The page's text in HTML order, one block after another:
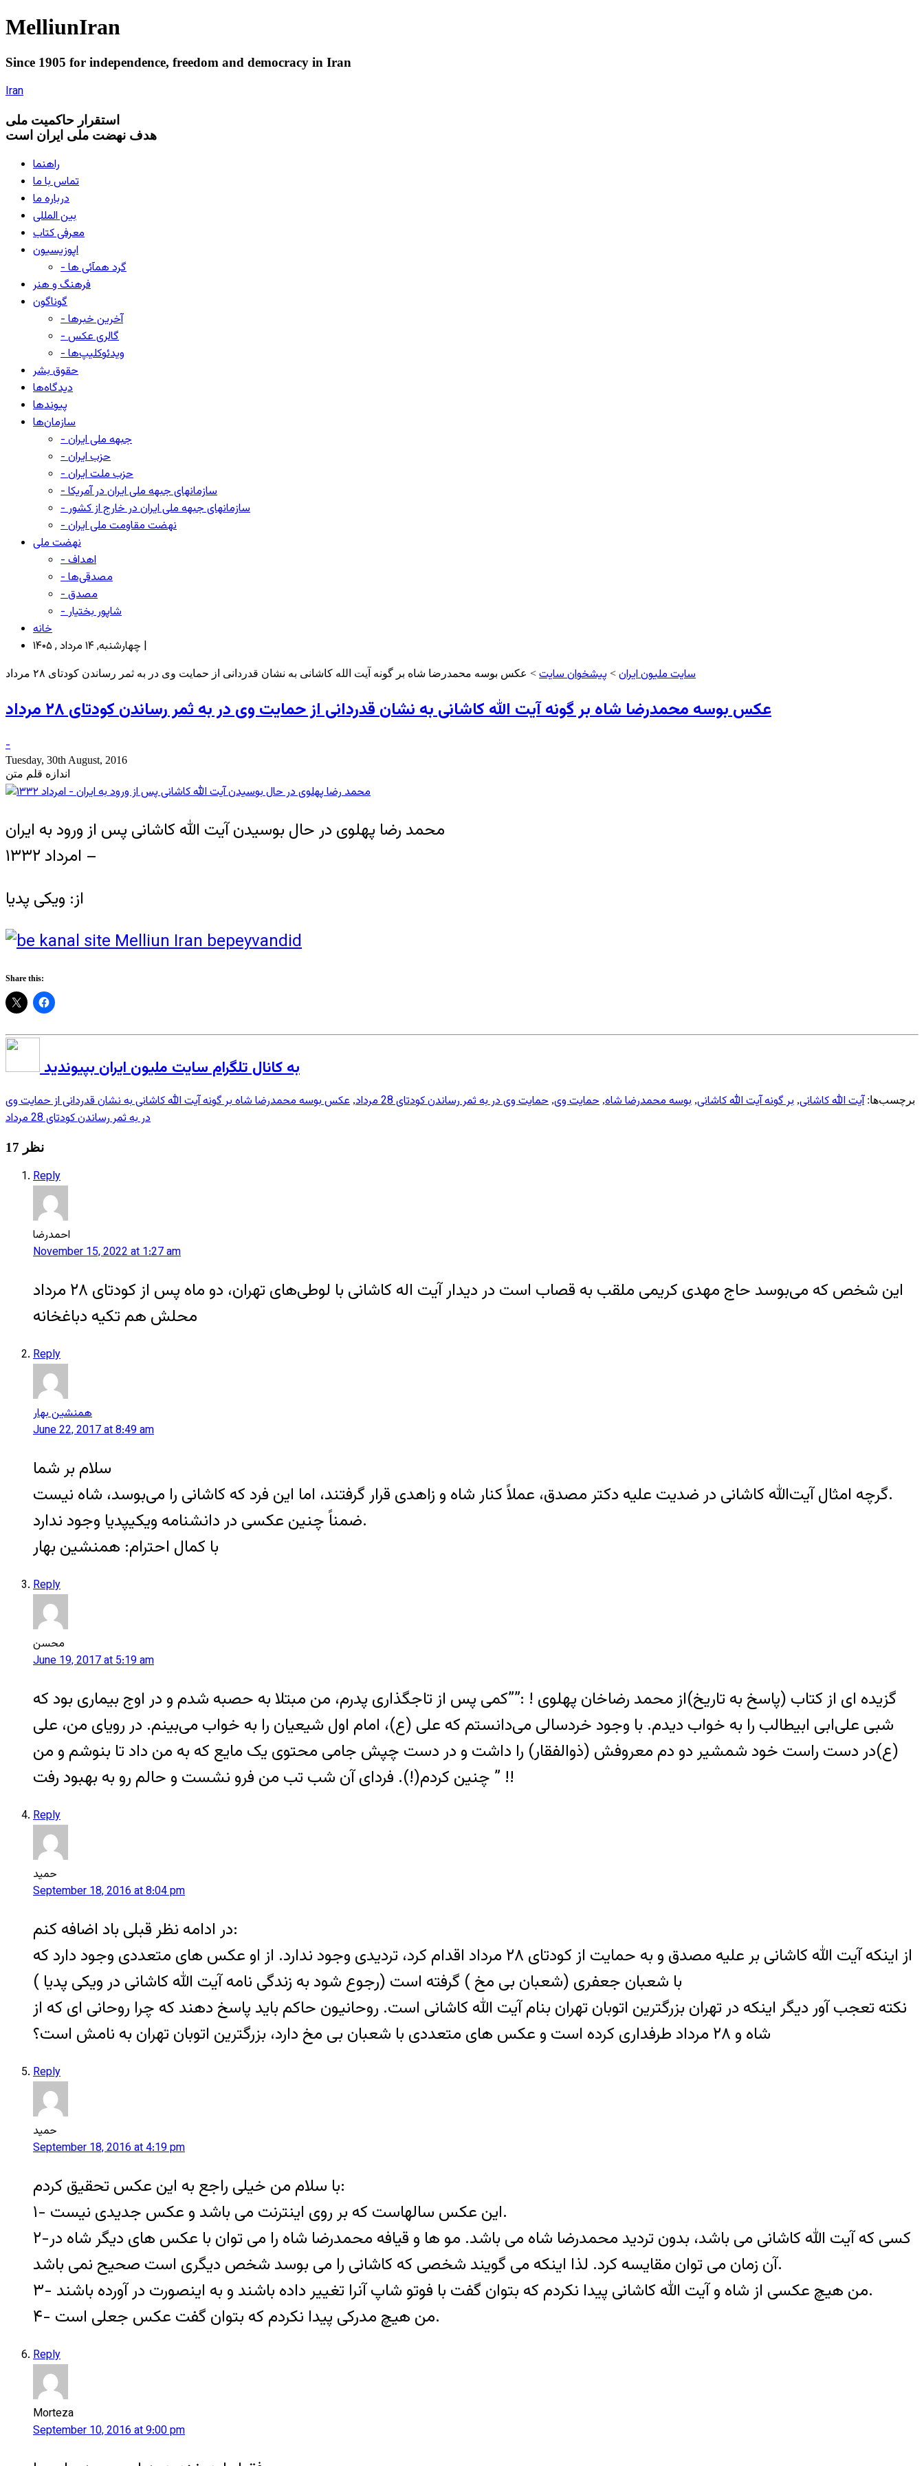
MelliunIran
Since 1905 for independence, freedom and democracy in Iran
Iran
استقرار حاکميت ملی
هدف نهضت ملی ایران است
راهنما
تماس با ما
درباره ما
بین المللی
معرفی کتاب
اپوزیسیون
- گرد همآئی ها
فرهنگ و هنر
گوناگون
- آخرین خبرها
- گالری عکس
- ویدئوکلیپ‌ها
حقوق بشر
دیدگاه‌ها
پیوندها
سازمان‌ها
- جبهه ملی ایران
- حزب ایران
- حزب ملت ایران
- سازمانهای جبهه ملی ایران در آمریکا
- سازمانهای جبهه ملی ایران در خارج از کشور
- نهضت مقاومت ملی ایران
نهضت ملی
- اهداف
- مصدقی‌ها
- مصدق
- شاپور بختیار
خانه
چهارشنبه, ۱۴ مرداد , ۱۴۰۵ |
سایت ملیون ایران > پیشخوان سایت > عکس بوسه محمدرضا شاه بر گونه آیت الله کاشانی به نشان قدردانی از حمایت وی در به ثمر رساندن کودتای ۲۸ مرداد
عکس بوسه محمدرضا شاه بر گونه آیت الله کاشانی به نشان قدردانی از حمایت وی در به ثمر رساندن کودتای ۲۸ مرداد
-
Tuesday, 30th August, 2016
اندازه قلم متن
محمد رضا پهلوی در حال بوسیدن آیت الله کاشانی پس از ورود به ایران
– امرداد ۱۳۳۲
از: ویکی پدیا
Share this:
به کانال تلگرام سایت ملیون ایران بپیوندید
برچسب‌ها:آیت الله کاشانی, بر گونه آیت الله کاشانی, بوسه محمدرضا شاه, حمایت وی, حمایت وی در به ثمر رساندن کودتای 28 مرداد , عکس بوسه محمدرضا شاه بر گونه آیت الله کاشانی به نشان قدردانی از حمایت وی
در به ثمر رساندن کودتای 28 مرداد
17 نظر
Reply
احمدرضا
November 15, 2022 at 1:27 am
این شخص که می‌بوسد حاج مهدی کریمی ملقب به قصاب است در دیدار آیت اله کاشانی با لوطی‌های تهران، دو ماه پس از کودتای ۲۸ مرداد
محلش هم تکیه دباغخانه
Reply
همنشین بهار
June 22, 2017 at 8:49 am
سلام بر شما
گرچه امثال آیت‌الله کاشانی در ضدیت علیه دکتر مصدق، عملاً کنار شاه و زاهدی قرار گرفتند، اما این فرد که کاشانی را می‌بوسد، شاه نیست.
ضمناً چنین عکسی در دانشنامه ویکیپدیا وجود ندارد.
با کمال احترام: همنشین بهار
Reply
محسن
June 19, 2017 at 5:19 am
گزیده ای از کتاب (پاسخ به تاریخ)از محمد رضاخان پهلوی ! :””کمی پس از تاجگذاری پدرم، من مبتلا به حصبه شدم و در اوج بیماری بود که
شبی علی‌ابی ابیطالب را به خواب دیدم. با وجود خردسالی می‌دانستم که علی (ع)، امام اول شیعیان را به خواب می‌بینم. در رویای من، علی
(ع)در دست راست خود شمشیر دو دم معروفش (ذوالفقار) را داشت و در دست چپش جامی محتوی یک مایع که به من داد تا بنوشم و من
چنین کردم(!). فردای آن شب تب من فرو نشست و حالم رو به بهبود رفت ” !!
Reply
حمید
September 18, 2016 at 8:04 pm
در ادامه نظر قبلی باد اضافه کنم:
از اینکه آیت الله کاشانی بر علیه مصدق و به حمایت از کودتای ۲۸ مرداد اقدام کرد، تردیدی وجود ندارد. از او عکس های متعددی وجود دارد که
با شعبان جعفری (شعبان بی مخ ) گرفته است (رجوع شود به زندگی نامه آیت الله کاشانی در ویکی پدیا )
نکته تعجب آور دیگر اینکه در تهران بزرگترین اتوبان تهران بنام آیت الله کاشانی است. روحانیون حاکم باید پاسخ دهند که چرا روحانی ای که از
شاه و ۲۸ مرداد طرفداری کرده است و عکس های متعددی با شعبان بی مخ دارد، بزرگترین اتوبان تهران به نامش است؟
Reply
حمید
September 18, 2016 at 4:19 pm
با سلام من خیلی راجع به این عکس تحقیق کردم:
۱- این عکس سالهاست که بر روی اینترنت می باشد و عکس جدیدی نیست.
۲-کسی که آیت الله کاشانی می باشد، بدون تردید محمدرضا شاه می باشد. مو ها و قیافه محمدرضا شاه را می توان با عکس های دیگر شاه در
آن زمان می توان مقایسه کرد. لذا اینکه می گویند شخصی که کاشانی را می بوسد شخص دیگری است صحیح نمی باشد.
۳- من هیچ عکسی از شاه و آیت الله کاشانی پیدا نکردم که بتوان گفت با فوتو شاپ آنرا تغییر داده باشند و به اینصورت در آورده باشند.
۴- من هیچ مدرکی پیدا نکردم که بتوان گفت عکس جعلی است.
Reply
Morteza
September 10, 2016 at 9:00 pm